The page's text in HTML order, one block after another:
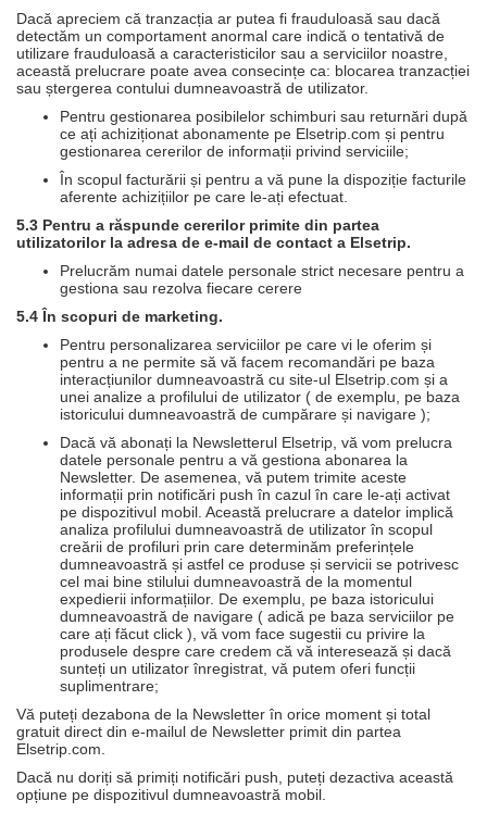
Dacă apreciem că tranzacția ar putea fi frauduloasă sau dacă
detectăm un comportament anormal care indică o tentativă de
utilizare frauduloasă a caracteristicilor sau a serviciilor noastre,
această prelucrare poate avea consecințe ca: blocarea tranzacției
sau ștergerea contului dumneavoastră de utilizator.
Pentru gestionarea posibilelor schimburi sau returnări după
ce ați achiziționat abonamente pe Elsetrip.com și pentru
gestionarea cererilor de informații privind serviciile;
În scopul facturării și pentru a vă pune la dispoziție facturile
aferente achizițiilor pe care le-ați efectuat.
5.3 Pentru a răspunde cererilor primite din partea
utilizatorilor la adresa de e-mail de contact a Elsetrip.
Prelucrăm numai datele personale strict necesare pentru a
gestiona sau rezolva fiecare cerere
5.4 În scopuri de marketing.
Pentru personalizarea serviciilor pe care vi le oferim și
pentru a ne permite să vă facem recomandări pe baza
interacțiunilor dumneavoastră cu site-ul Elsetrip.com și a
unei analize a profilului de utilizator ( de exemplu, pe baza
istoricului dumneavoastră de cumpărare și navigare );
Dacă vă abonați la Newsletterul Elsetrip, vă vom prelucra
datele personale pentru a vă gestiona abonarea la
Newsletter. De asemenea, vă putem trimite aceste
informații prin notificări push în cazul în care le-ați activat
pe dispozitivul mobil. Această prelucrare a datelor implică
analiza profilului dumneavoastră de utilizator în scopul
creării de profiluri prin care determinăm preferințele
dumneavoastră și astfel ce produse și servicii se potrivesc
cel mai bine stilului dumneavoastră de la momentul
expedierii informațiilor. De exemplu, pe baza istoricului
dumneavoastră de navigare ( adică pe baza serviciilor pe
care ați făcut click ), vă vom face sugestii cu privire la
produsele despre care credem că vă interesează și dacă
sunteți un utilizator înregistrat, vă putem oferi funcții
suplimentrare;
Vă puteți dezabona de la Newsletter în orice moment și total
gratuit direct din e-mailul de Newsletter primit din partea
Elsetrip.com.
Dacă nu doriți să primiți notificări push, puteți dezactiva această
opțiune pe dispozitivul dumneavoastră mobil.